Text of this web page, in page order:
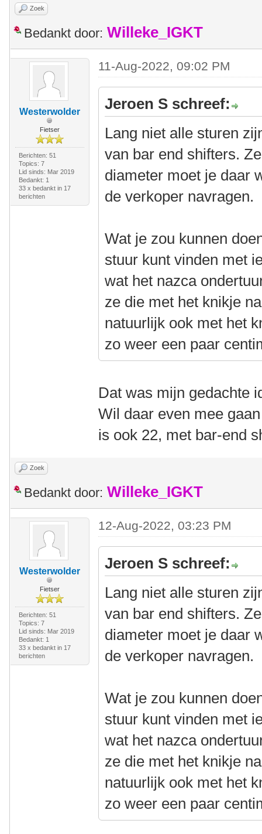
Zoek
Bedankt door: Willeke_IGKT
Westerwolder
Fietser
Berichten: 51
Topics: 7
Lid sinds: Mar 2019
Bedankt: 1
33 x bedankt in 17
berichten
11-Aug-2022, 09:02 PM
Jeroen S schreef:
Lang niet alle sturen
van bar end shifters.
diameter moet je daar
de verkoper navragen.
Wat je zou kunnen
stuur kunt vinden met
wat het nazca
ze die met het knikje
natuurlijk ook met het
zo weer een paar
Dat was mijn gedachte
Wil daar even mee
is ook 22, met bar-end
Zoek
Bedankt door: Willeke_IGKT
Westerwolder
Fietser
Berichten: 51
Topics: 7
Lid sinds: Mar 2019
Bedankt: 1
33 x bedankt in 17
berichten
12-Aug-2022, 03:23 PM
Jeroen S schreef:
Lang niet alle sturen
van bar end shifters.
diameter moet je daar
de verkoper navragen.
Wat je zou kunnen
stuur kunt vinden met
wat het nazca
ze die met het knikje
natuurlijk ook met het
zo weer een paar